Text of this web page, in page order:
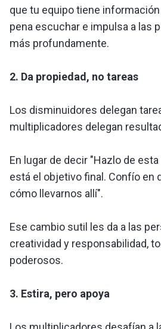
que tu equipo tiene información
pena escuchar e impulsa a las
más profundamente.
2. Da propiedad, no tareas
Los disminuidores delegan
multiplicadores delegan
En lugar de decir "Hazlo de esta
está el objetivo final. Confío en
cómo llevarnos allí".
Ese cambio sutil les da a las
creatividad y responsabilidad,
poderosos.
3. Estira, pero apoya